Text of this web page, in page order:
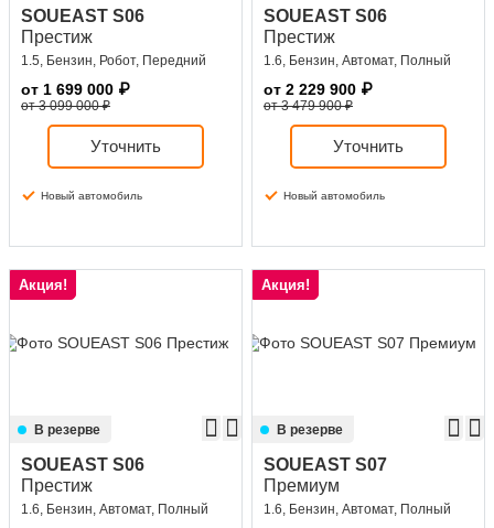
SOUEAST S06
Престиж
1.5, Бензин, Робот, Передний
от 1 699 000 ₽
от 3 099 000 ₽
Уточнить
Новый автомобиль
SOUEAST S06
Престиж
1.6, Бензин, Автомат, Полный
от 2 229 900 ₽
от 3 479 900 ₽
Уточнить
Новый автомобиль
Акция!
В резерве
SOUEAST S06
Престиж
1.6, Бензин, Автомат, Полный
Акция!
В резерве
SOUEAST S07
Премиум
1.6, Бензин, Автомат, Полный